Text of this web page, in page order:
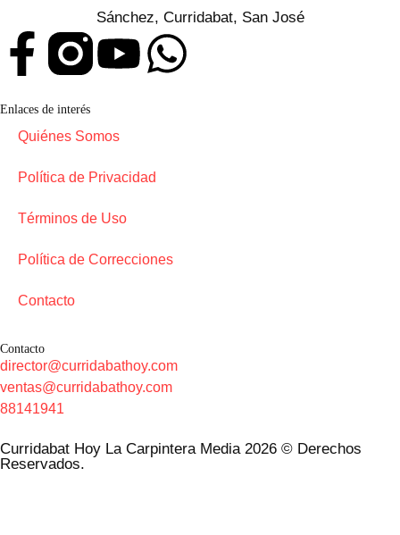
Sánchez, Curridabat, San José
Enlaces de interés
Quiénes Somos
Política de Privacidad
Términos de Uso
Política de Correcciones
Contacto
Contacto
director@curridabathoy.com
ventas@curridabathoy.com
88141941
Curridabat Hoy La Carpintera Media 2026 © Derechos
Reservados.